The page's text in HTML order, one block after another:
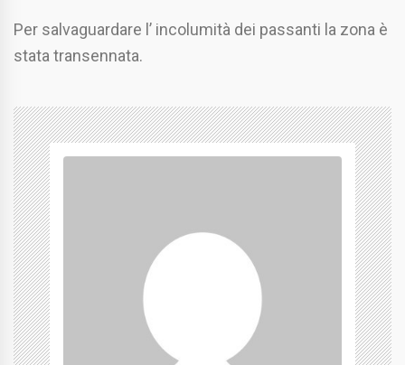
Per salvaguardare l’ incolumità dei passanti la zona è
stata transennata.